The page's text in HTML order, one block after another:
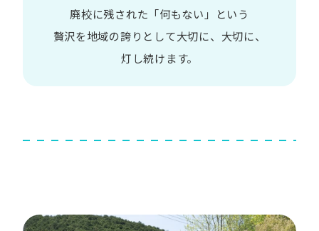
廃校に​残された​「何も​ない」と​いう​
贅沢を地域の​誇りと​して大切に、​大切に、​
灯し続けます。​